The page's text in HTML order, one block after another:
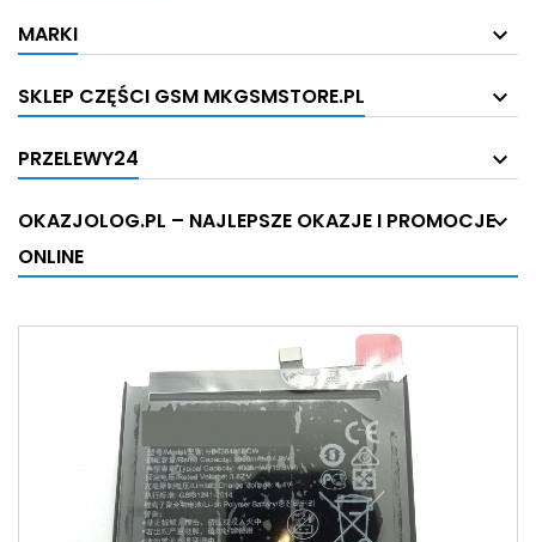
MARKI
SKLEP CZĘŚCI GSM MKGSMSTORE.PL
PRZELEWY24
OKAZJOLOG.PL – NAJLEPSZE OKAZJE I PROMOCJE
ONLINE